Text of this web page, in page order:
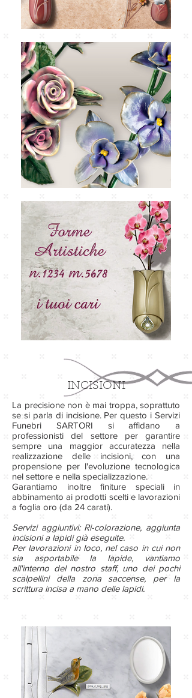
INCISIONI
La precisione non è mai troppa, soprattuto
se si parla di incisione. Per questo i Servizi
Funebri SARTORI si affidano a
professionisti del settore per garantire
sempre una maggior accuratezza nella
realizzazione delle incisioni, con una
propensione per l'evoluzione tecnologica
nel settore e nella specializzazione.
Garantiamo inoltre finiture speciali in
abbinamento ai prodotti scelti e lavorazioni
a foglia oro (da 24 carati).
Servizi aggiuntivi: Ri-colorazione, aggiunta
incisioni a lapidi già eseguite.
Per lavorazioni in loco, nel caso in cui non
sia asportabile la lapide, vantiamo
all'interno del nostro staff, uno dei pochi
scalpellini della zona saccense, per la
scrittura incisa a mano delle lapidi.